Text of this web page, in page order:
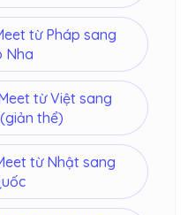
từ Pháp sang
Nha
từ Việt sang
thể)
từ Nhật sang